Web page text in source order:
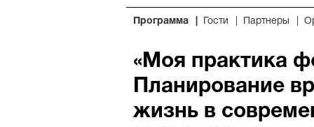
Программа Гости Партнеры
«Моя практика
Планирование
жизнь в